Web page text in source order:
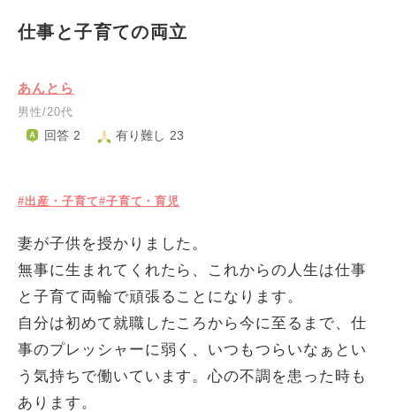
仕事と子育ての両立
あんとら
男性/20代
回答 2 有り難し 23
#出産・子育て#子育て・育児
妻が子供を授かりました。
無事に生まれてくれたら、これからの人生は仕事
と子育て両輪で頑張ることになります。
自分は初めて就職したころから今に至るまで、仕
事のプレッシャーに弱く、いつもつらいなぁとい
う気持ちで働いています。心の不調を患った時も
あります。